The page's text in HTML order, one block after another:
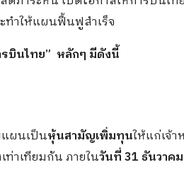
ทำให้แผนฟื้นฟูสำเร็จ
บินไทย” หลักๆ มีดังนี้
ผนเป็นหุ้นสามัญเพิ่มทุนให้แก่เจ้
าเทียมกัน ภายในวันที่ 31 ธันวาค